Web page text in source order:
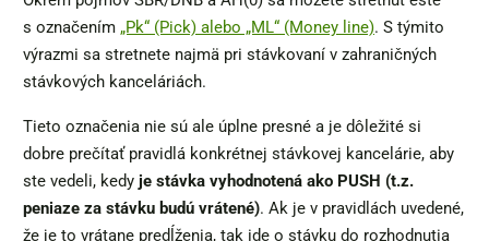
s označením „Pk“ (Pick) alebo „ML“ (Money line). S týmito
výrazmi sa stretnete najmä pri stávkovaní v zahraničných
stávkových kanceláriách.
Tieto označenia nie sú ale úplne presné a je dôležité si
dobre prečítať pravidlá konkrétnej stávkovej kancelárie, aby
ste vedeli, kedy je stávka vyhodnotená ako PUSH (t.z.
peniaze za stávku budú vrátené). Ak je v pravidlách uvedené,
že je to vrátane predĺženia, tak ide o stávku do rozhodnutia